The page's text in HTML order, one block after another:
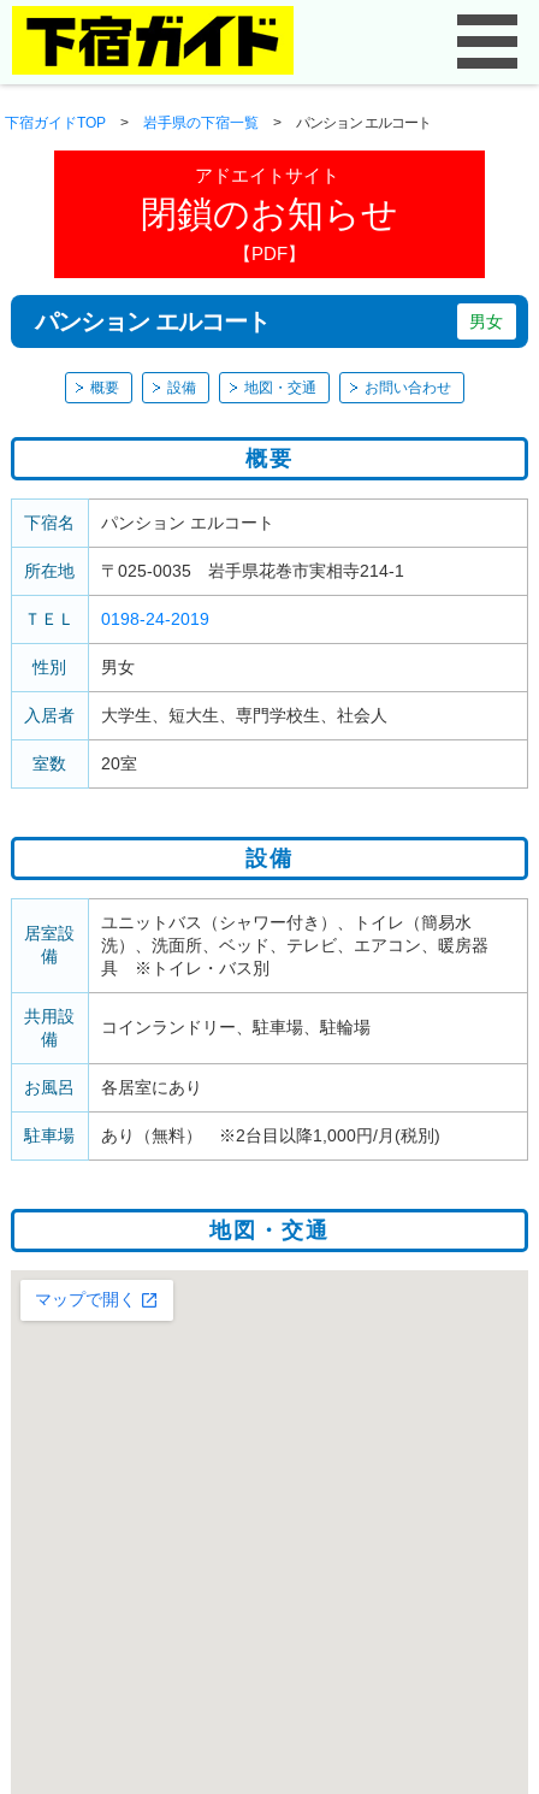
下宿ガイドTOP >岩手県の下宿一覧 >パンション エルコート
アドエイトサイト
閉鎖のお知らせ
【PDF】
パンション エルコート 男女
概要 設備 地図・交通 お問い合わせ
概要
下宿名 パンション エルコート
所在地 〒025-0035 岩手県花巻市実相寺214-1
ＴＥＬ 0198-24-2019
性別 男女
入居者 大学生、短大生、専門学校生、社会人
室数 20室
設備
居室設
備
ユニットバス（シャワー付き）、トイレ（簡易水
洗）、洗面所、ベッド、テレビ、エアコン、暖房器
具 ※トイレ・バス別
共用設
備
コインランドリー、駐車場、駐輪場
お風呂 各居室にあり
駐車場 あり（無料） ※2台目以降1,000円/月(税別)
地図・交通